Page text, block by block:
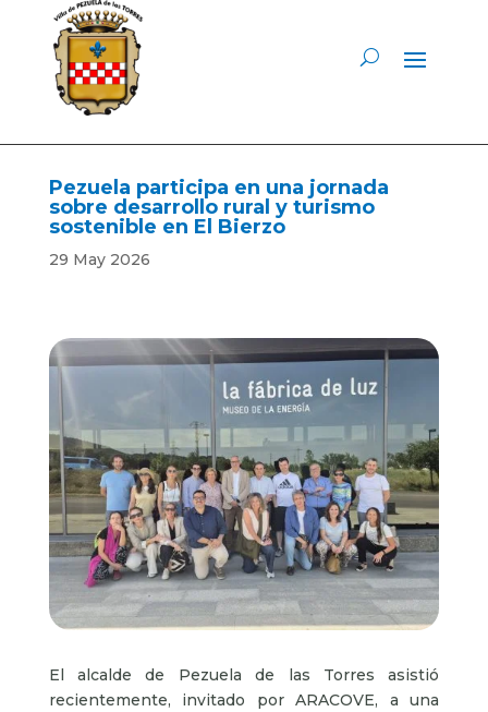
Pezuela participa en una jornada
sobre desarrollo rural y turismo
sostenible en El Bierzo
29 May 2026
El alcalde de Pezuela de las Torres asistió
recientemente, invitado por ARACOVE, a una